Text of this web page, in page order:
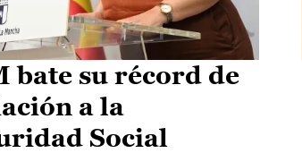
bate su récord de
a la
Social